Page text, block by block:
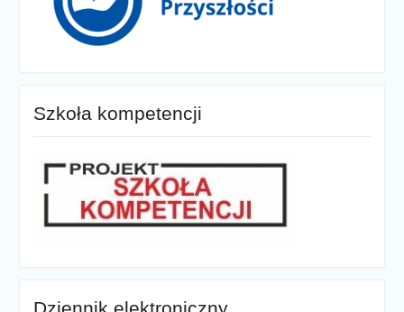
Szkoła kompetencji